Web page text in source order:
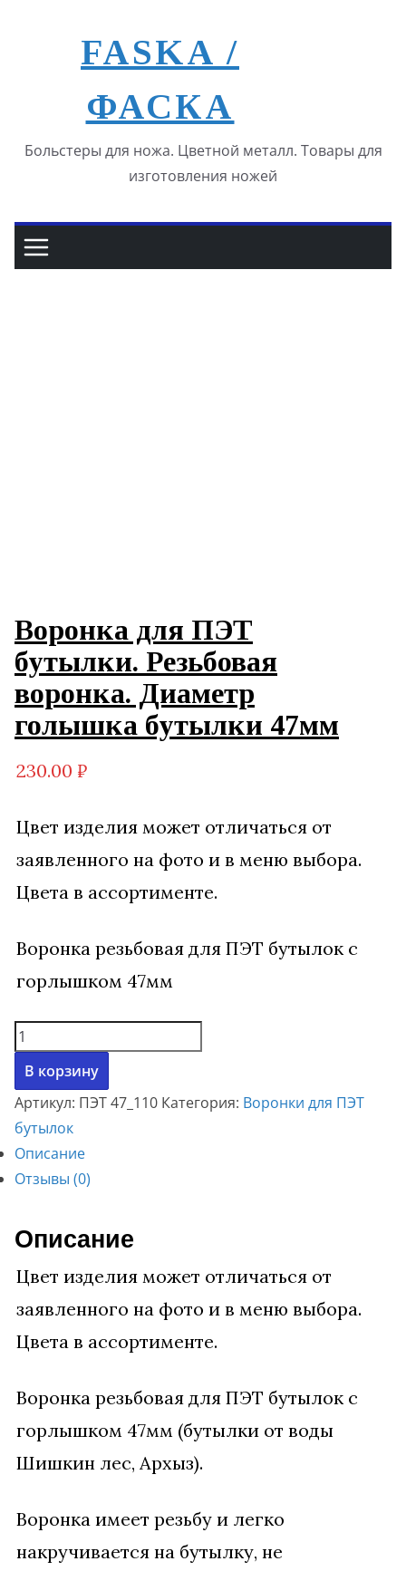
содержимомуFASKA /
ФАСКА
Больстеры для ножа. Цветной металл. Товары для
изготовления ножей
Воронка для ПЭТ
бутылки. Резьбовая
воронка. Диаметр
голышка бутылки 47мм
230.00 ₽
Цвет изделия может отличаться от
заявленного на фото и в меню выбора.
Цвета в ассортименте.
Воронка резьбовая для ПЭТ бутылок с
горлышком 47мм
Количество
товара
Воронка
для
ПЭТ
бутылки.
Резьбовая
Диаметр
бутылки
47мм
В корзину
Артикул: ПЭТ 47_110 Категория: Воронки для ПЭТ
бутылок
Описание
Отзывы (0)
Описание
Цвет изделия может отличаться от
заявленного на фото и в меню выбора.
Цвета в ассортименте.
Воронка резьбовая для ПЭТ бутылок с
горлышком 47мм (бутылки от воды
Шишкин лес, Архыз).
Воронка имеет резьбу и легко
накручивается на бутылку, не